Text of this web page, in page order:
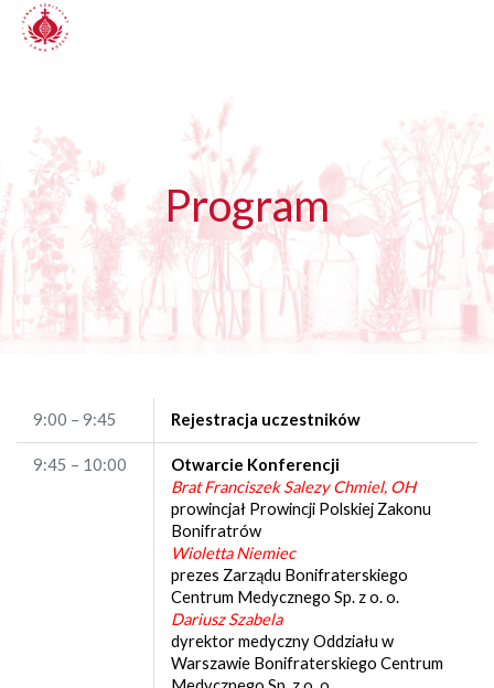
Program
9:00 – 9:45 Rejestracja uczestników
9:45 – 10:00
Otwarcie Konferencji
Brat Franciszek Salezy Chmiel, OH
prowincjał Prowincji Polskiej Zakonu
Bonifratrów
Wioletta Niemiec
prezes Zarządu Bonifraterskiego
Centrum Medycznego Sp. z o. o.
Dariusz Szabela
dyrektor medyczny Oddziału w
Warszawie Bonifraterskiego Centrum